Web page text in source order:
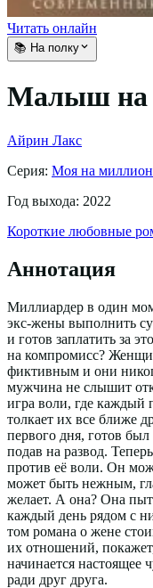
Читать онлайн
📚 На полку
Малыш на
Айрин Лакс
Серия: Моя на миллион
Год выхода: 2022
Короткие любовные
Аннотация
Миллиардер в один
экс-жены выполнить
и готов заплатить за
на компромисс?
фиктивным и они
мужчина не слышит
игра воли, где каждый
толкает их все ближе
первого дня, готов был
подав на развод.
против её воли. Он
может быть нежным,
желает. А она? Она
каждый день рядом с
том романа о жене
их отношений, покажет,
начинается настоящее
ради друг друга.